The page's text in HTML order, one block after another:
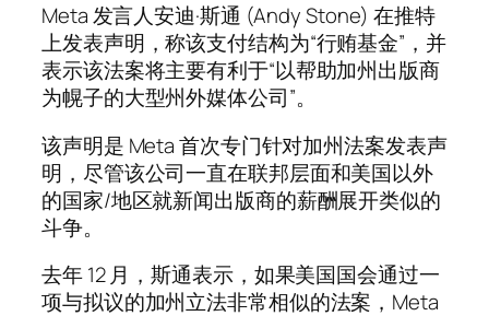
Meta 发言人安迪·斯通 (Andy Stone) 在推特
上发表声明，称该支付结构为“行贿基金”，并
表示该法案将主要有利于“以帮助加州出版商
为幌子的大型州外媒体公司”。
该声明是 Meta 首次专门针对加州法案发表声
明，尽管该公司一直在联邦层面和美国以外
的国家/地区就新闻出版商的薪酬展开类似的
斗争。
去年 12 月，斯通表示，如果美国国会通过一
项与拟议的加州立法非常相似的法案，Meta